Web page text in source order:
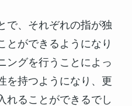
で、それぞれの指が独
とができるようになり
ングを行うことによっ
を持つようになり、更
れることができるでし